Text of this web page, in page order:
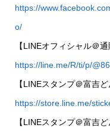
https://
o/
【LINEオフィシャル＠通
https://line.me/R/ti/p/
【LINEスタンプ＠富吉ど
https://store.line.me/
【LINEスタンプ＠富吉ど